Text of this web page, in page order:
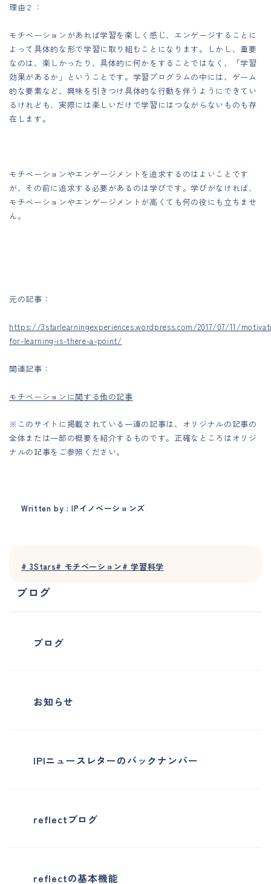
ブログ
ブログ
お知らせ
IPIニュースレターのバックナンバー
reflectブログ
reflectの基本機能
理由２：
モチベーションがあれば学習を楽しく感じ、エンゲージすることに
よって具体的な形で学習に取り組むことになります。しかし、重要
なのは、楽しかったり、具体的に何かをすることではなく、「学習
効果があるか」ということです。学習プログラムの中には、ゲーム
的な要素など、興味を引きつけ具体的な行動を伴うようにできてい
るけれども、実際には楽しいだけで学習にはつながらないものも存
在します。
モチベーションやエンゲージメントを追求するのはよいことです
が、その前に追求する必要があるのは学びです。学びがなければ、
モチベーションやエンゲージメントが高くても何の役にも立ちませ
ん。
元の記事：
https://3starlearningexperiences.wordpress.com/2017/07/11/
for-learning-is-there-a-point/
関連記事：
モチベーションに関する他の記事
※このサイトに掲載されている一連の記事は、オリジナルの記事の
全体または一部の概要を紹介するものです。正確なところはオリジ
ナルの記事をご参照ください。
Written by : IPイノベーションズ
#3Stars# モチベーション#学習科学